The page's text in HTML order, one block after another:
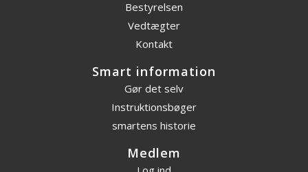
Bestyrelsen
Vedtægter
Kontakt
Smart information
Gør det selv
Instruktionsbøger
smartens historie
Medlem